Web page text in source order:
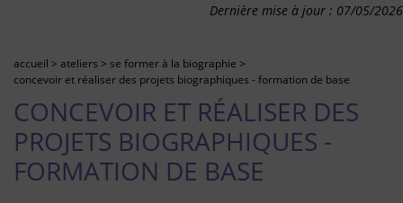
Dernière mise à jour : 07/05/2026
accueil > ateliers > se former à la biographie >
concevoir et réaliser des projets biographiques - formation de base
CONCEVOIR ET RÉALISER DES
PROJETS BIOGRAPHIQUES -
FORMATION DE BASE